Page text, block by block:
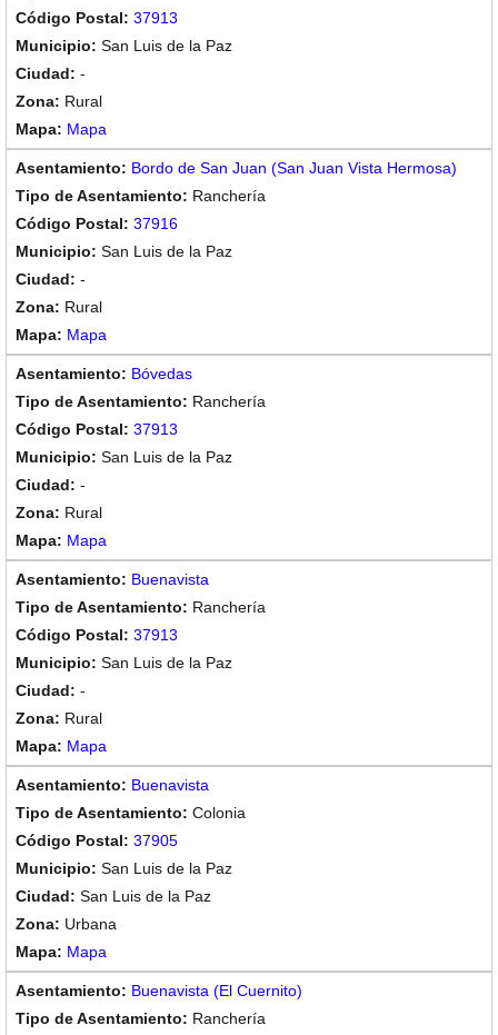
37913
San Luis de la Paz
-
Rural
Mapa
Bordo de San Juan (San Juan Vista Hermosa)
Ranchería
37916
San Luis de la Paz
-
Rural
Mapa
Bóvedas
Ranchería
37913
San Luis de la Paz
-
Rural
Mapa
Buenavista
Ranchería
37913
San Luis de la Paz
-
Rural
Mapa
Buenavista
Colonia
37905
San Luis de la Paz
San Luis de la Paz
Urbana
Mapa
Buenavista (El Cuernito)
Ranchería